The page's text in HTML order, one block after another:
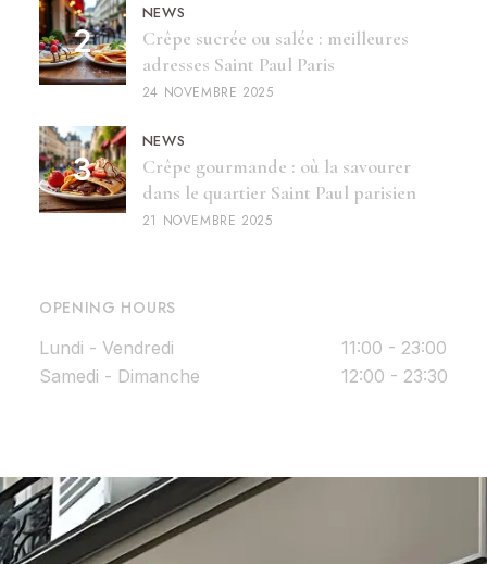
NEWS
Crêpe sucrée ou salée : meilleures
adresses Saint Paul Paris
24 NOVEMBRE 2025
NEWS
Crêpe gourmande : où la savourer
dans le quartier Saint Paul parisien
21 NOVEMBRE 2025
OPENING HOURS
Lundi - Vendredi
11:00 - 23:00
Samedi - Dimanche
12:00 - 23:30